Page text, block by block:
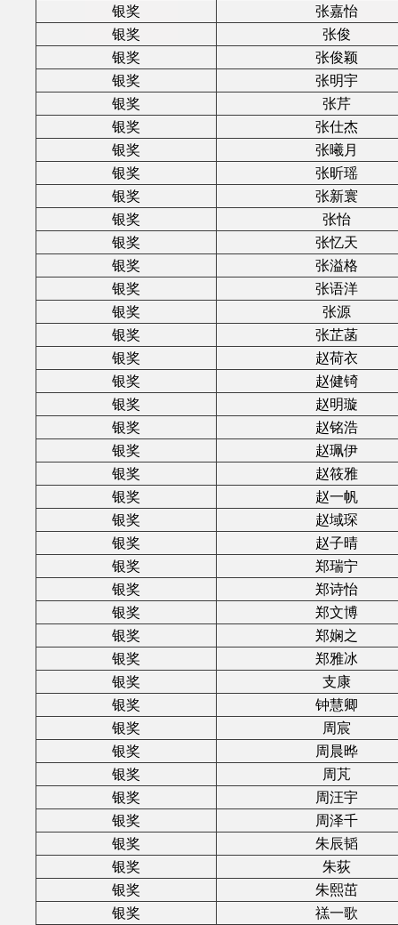
银奖
张嘉怡
银奖
张俊
银奖
张俊颖
银奖
张明宇
银奖
张芹
银奖
张仕杰
银奖
张曦月
银奖
张昕瑶
银奖
张新寰
银奖
张怡
银奖
张忆天
银奖
张溢格
银奖
张语洋
银奖
张源
银奖
张芷菡
银奖
赵荷衣
银奖
赵健锜
银奖
赵明璇
银奖
赵铭浩
银奖
赵珮伊
银奖
赵筱雅
银奖
赵一帆
银奖
赵域琛
银奖
赵子晴
银奖
郑瑞宁
银奖
郑诗怡
银奖
郑文博
银奖
郑娴之
银奖
郑雅冰
银奖
支康
银奖
钟慧卿
银奖
周宸
银奖
周晨晔
银奖
周芃
银奖
周汪宇
银奖
周泽千
银奖
朱辰韬
银奖
朱荻
银奖
朱熙茁
银奖
禚一歌